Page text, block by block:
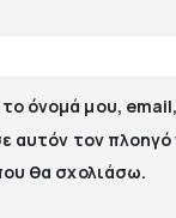
όνομά μου,
αυτόν τον πλοηγό
θα σχολιάσω.